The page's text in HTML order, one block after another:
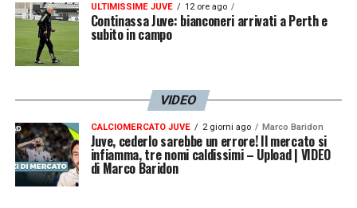
ULTIMISSIME JUVE 12 ore ago
Continassa Juve: bianconeri arrivati a Perth e
subito in campo
VIDEO
CALCIOMERCATO JUVE 2 giorni ago Marco Baridon
Juve, cederlo sarebbe un errore! Il mercato si
infiamma, tre nomi caldissimi – Upload | VIDEO
di Marco Baridon